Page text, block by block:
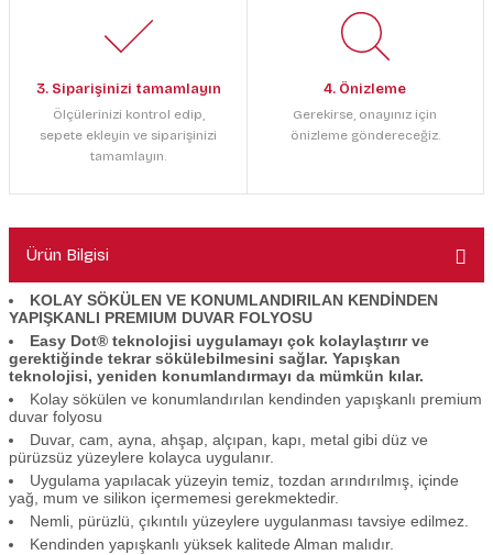
3. Siparişinizi tamamlayın
Ölçülerinizi kontrol edip,
sepete ekleyin ve siparişinizi
tamamlayın.
4. Önizleme
Gerekirse, onayınız için
önizleme göndereceğiz.
Ürün Bilgisi
KOLAY SÖKÜLEN VE KONUMLANDIRILAN KENDİNDEN
YAPIŞKANLI PREMIUM DUVAR FOLYOSU
Easy Dot® teknolojisi uygulamayı çok kolaylaştırır ve
gerektiğinde tekrar sökülebilmesini sağlar. Yapışkan
teknolojisi, yeniden konumlandırmayı da mümkün kılar.
Kolay sökülen ve konumlandırılan kendinden yapışkanlı premium
duvar folyosu
Duvar, cam, ayna, ahşap, alçıpan, kapı, metal gibi düz ve
pürüzsüz yüzeylere kolayca uygulanır.
Uygulama yapılacak yüzeyin temiz, tozdan arındırılmış, içinde
yağ, mum ve silikon içermemesi gerekmektedir.
Nemli, pürüzlü, çıkıntılı yüzeylere uygulanması tavsiye edilmez.
Kendinden yapışkanlı yüksek kalitede Alman malıdır.